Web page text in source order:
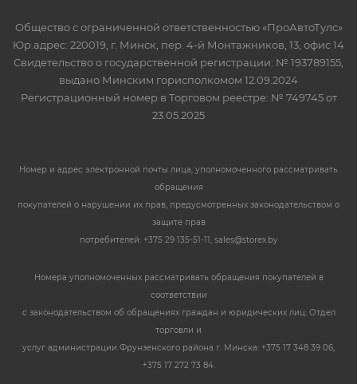
Общество с ограниченной ответственностью «ПроАвтоТулс»
Юр.адрес: 220019, г. Минск, пер. 4-й Монтажников, 13, офис 14
Свидетельство о государственной регистрации: № 193789155,
выдано Минским горисполкомом 12.09.2024
Регистрационный номер в Торговом реестре: № 749745 от
23.05.2025
Номер и адрес электронной почты лица, уполномоченного рассматривать
обращения
покупателей о нарушении их прав, предусмотренных законодательством о
защите прав
потребителей: +375 29 135-51-11, sales@storex.by
Номера уполномоченных рассматривать обращения покупателей в
соответствии
с законодательством об обращениях граждан и юридических лиц: Отдел
торговли и
услуг администрации Фрунзенского района г. Минска: +375 17 348 39 06,
+375 17 272 73 84.